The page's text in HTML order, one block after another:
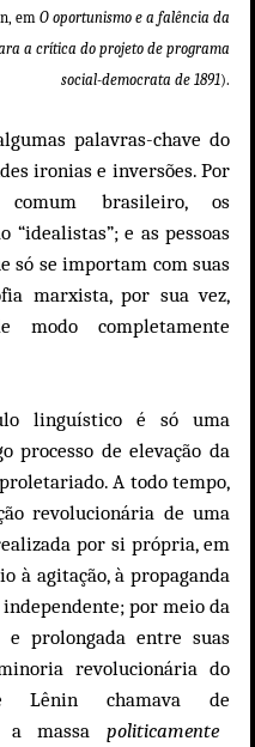
em O oportunismo e a falência da
a crítica do projeto de programa
social-democrata de 1891).
palavras-chave do
ironias e inversões. Por
brasileiro, os
“idealistas”; e as pessoas
só se importam com suas
marxista, por sua vez,
modo completamente
linguístico é só uma
processo de elevação da
A todo tempo,
revolucionária de uma
por si própria, em
à agitação, à propaganda
por meio da
e prolongada entre suas
revolucionária do
Lênin chamava de
a massa politicamente